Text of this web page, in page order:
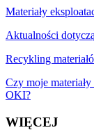
Materiały
Aktualności
Recykling
Czy moje
OKI?
WIĘCEJ